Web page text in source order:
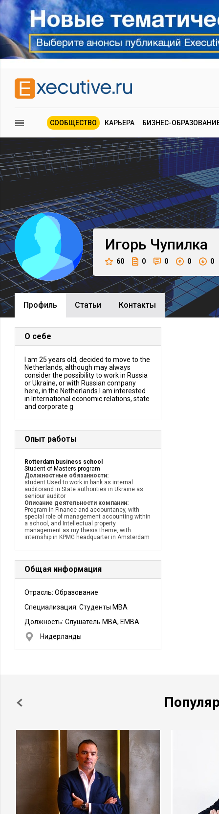
СООБЩЕСТВО КАРЬЕРА БИЗНЕС-
Игорь Чупилка
60 0 0 0 0
Профиль Cтатьи Контакты
О себе
I am 25 years old, decided to move to the
Netherlands, although may always
consider the possibility to work in Russia
or Ukraine, or with Russian company
here, in the Netherlands.I am interested
in International economic relations, state
and corporate g
Опыт работы
Rotterdam business school
Student of Masters program
Должностные обязанности:
student.Used to work in bank as internal
auditorand in State authorities in Ukraine as
seniour auditor
Описание деятельности компании:
Program in Finance and accountancy, with
special role of management accounting within
a school, and Intellectual property
management as my thesis theme, with
internship in KPMG headquarter in Amsterdam
Общая информация
Отрасль: Образование
Специализация: Студенты MBA
Должность: Слушатель MBA, EMBA
Нидерланды